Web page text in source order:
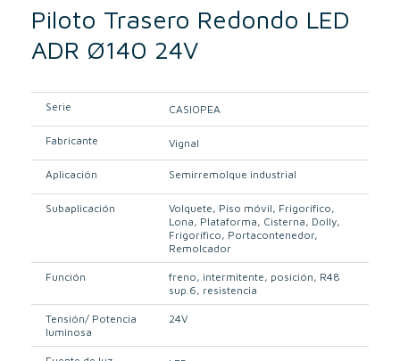
Piloto Trasero Redondo LED
ADR Ø140 24V
Serie CASIOPEA
Fabricante Vignal
Aplicación Semirremolque industrial
Subaplicación Volquete Piso móvil Frigorífico
Lona Plataforma Cisterna Dolly
Frigorífico Portacontenedor
Remolcador
Función freno intermitente posición R48
sup.6 resistencia
Tensión/ Potencia
luminosa
24V